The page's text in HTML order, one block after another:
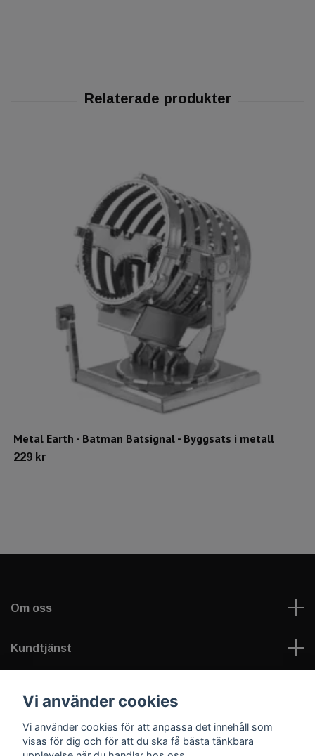
Metal Earth - Batman Batsignal - Byggsats i metall
229 kr
Om oss
Kundtjänst
Sociala medier
Vi använder cookies
Vi använder cookies för att anpassa det innehåll som
visas för dig och för att du ska få bästa tänkbara